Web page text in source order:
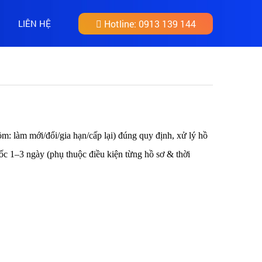
LIÊN HỆ Hotline: 0913 139 144
làm mới/đổi/gia hạn/cấp lại) đúng quy định, xử lý hồ
1–3 ngày (phụ thuộc điều kiện từng hồ sơ & thời